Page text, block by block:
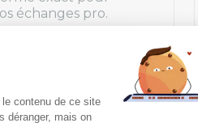
échanges pro.
votre bilan gratuit